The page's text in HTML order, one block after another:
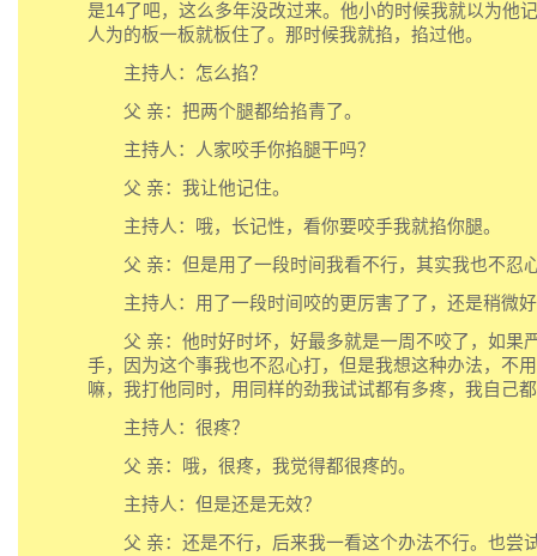
是14了吧，这么多年没改过来。他小的时候我就以为他
人为的板一板就板住了。那时候我就掐，掐过他。
主持人：怎么掐？
父 亲：把两个腿都给掐青了。
主持人：人家咬手你掐腿干吗？
父 亲：我让他记住。
主持人：哦，长记性，看你要咬手我就掐你腿。
父 亲：但是用了一段时间我看不行，其实我也不忍
主持人：用了一段时间咬的更厉害了了，还是稍微好
父 亲：他时好时坏，好最多就是一周不咬了，如果
手，因为这个事我也不忍心打，但是我想这种办法，不
嘛，我打他同时，用同样的劲我试试都有多疼，我自己
主持人：很疼？
父 亲：哦，很疼，我觉得都很疼的。
主持人：但是还是无效？
父 亲：还是不行，后来我一看这个办法不行。也尝